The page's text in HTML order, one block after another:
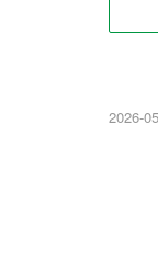
2026-
/